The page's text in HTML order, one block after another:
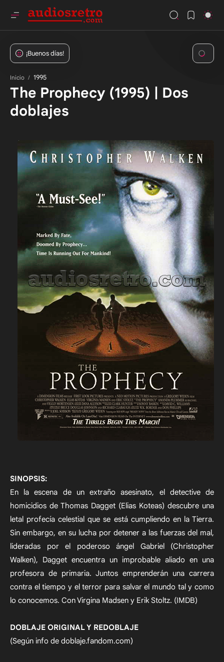
Inicio 1995
The Prophecy (1995) | Dos
doblajes
SINOPSIS:
En la escena de un extraño asesinato, el detective de
homicidios de Thomas Dagget (Elias Koteas) descubre una
letal profecía celestial que se está cumpliendo en la Tierra.
Sin embargo, en su lucha por detener a las fuerzas del mal,
lideradas por el poderoso ángel Gabriel (Christopher
Walken), Dagget encuentra un improbable aliado en una
profesora de primaria. Juntos emprenderán una carrera
contra el tiempo y el terror para salvar el mundo tal y como
lo conocemos. Con Virgina Madsen y Erik Stoltz. (IMDB)
DOBLAJE ORIGINAL Y REDOBLAJE
(Según info de doblaje.fandom.com)